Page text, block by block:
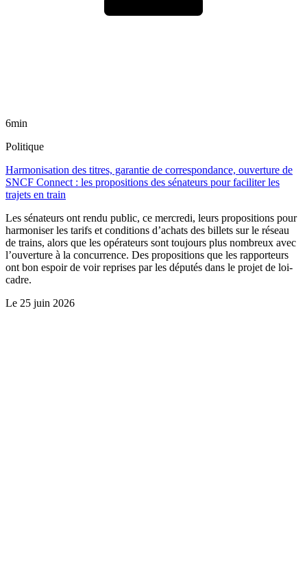
6min
Politique
Harmonisation des titres, garantie de correspondance, ouverture de
SNCF Connect : les propositions des sénateurs pour faciliter les
trajets en train
Les sénateurs ont rendu public, ce mercredi, leurs propositions pour
harmoniser les tarifs et conditions d’achats des billets sur le réseau
de trains, alors que les opérateurs sont toujours plus nombreux avec
l’ouverture à la concurrence. Des propositions que les rapporteurs
ont bon espoir de voir reprises par les députés dans le projet de loi-
cadre.
Le 25 juin 2026